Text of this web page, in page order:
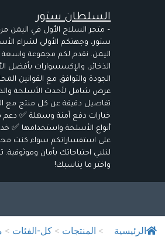
السلطان ستور
– متجر السلاح الأول في اليمن
ستور، وجهتكم الأولى لشراء
اليمن. نقدم لكم مجموعة واسعة
الذخائر، والإكسسوارات بأفضل
الجودة والتوافق مع القوانين
عرض شامل لأحدث الأسلحة
تفاصيل دقيقة عن كل منتج مع
خيارات دفع آمنة وسهلة ✅
أنواع الأسلحة واستخدامها ✅
على استفساراتكم سواء كنت
لنلبي احتياجاتك بأمان
واختر ما يناسبك!
الرئيسية > المنتجات > كل-الفئات >